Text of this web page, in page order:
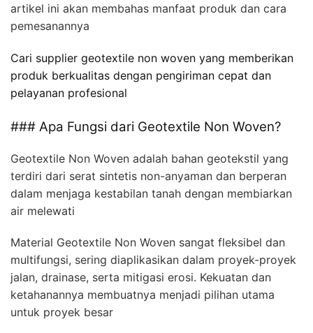
artikel ini akan membahas manfaat produk dan cara
pemesanannya
Cari supplier geotextile non woven yang memberikan
produk berkualitas dengan pengiriman cepat dan
pelayanan profesional
### Apa Fungsi dari Geotextile Non Woven?
Geotextile Non Woven adalah bahan geotekstil yang
terdiri dari serat sintetis non-anyaman dan berperan
dalam menjaga kestabilan tanah dengan membiarkan
air melewati
Material Geotextile Non Woven sangat fleksibel dan
multifungsi, sering diaplikasikan dalam proyek-proyek
jalan, drainase, serta mitigasi erosi. Kekuatan dan
ketahanannya membuatnya menjadi pilihan utama
untuk proyek besar